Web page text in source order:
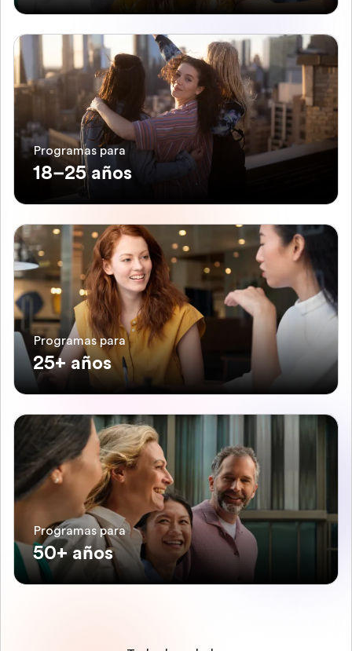
Programas para
18–25 años
Programas para
25+ años
Programas para
50+ años